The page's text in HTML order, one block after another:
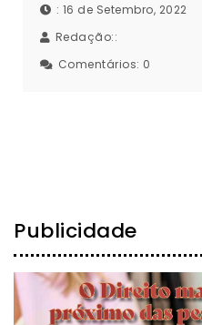
: 16 de Setembro, 2022
Redação::
Comentários: 0
Publicidade